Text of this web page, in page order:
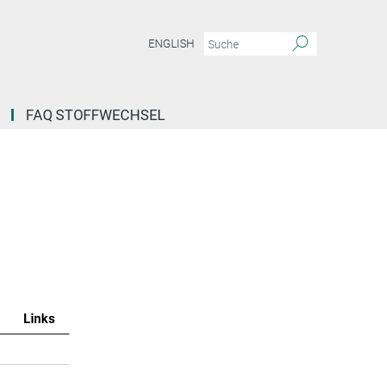
ENGLISH
FAQ STOFFWECHSEL
Links